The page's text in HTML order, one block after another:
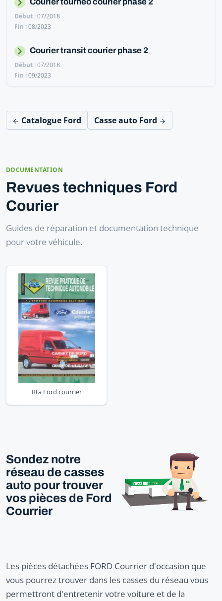
Courier tourneo courier phase 2
07/2018
08/2023
Courier transit courier phase 2
07/2018
09/2023
Catalogue Ford Casse auto Ford
DOCUMENTATION
Revues techniques Ford
Courier
Guides de réparation et documentation technique
pour votre véhicule.
Rta Ford courrier
Sondez notre
réseau de casses
auto pour trouver
vos pièces de Ford
Courrier
Les pièces détachées FORD Courrier d'occasion que
vous pourrez trouver dans les casses du réseau vous
permettront d'entretenir votre voiture et de la